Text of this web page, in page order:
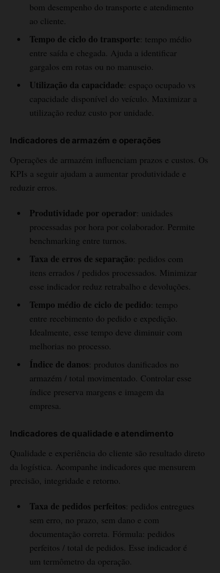
bom desempenho do transporte e atendimento
ao cliente.
Tempo de ciclo do transporte: tempo médio
entre saída e chegada. Ajuda a identificar
gargalos em rotas ou no manuseio.
Utilização da capacidade: espaço ocupado vs
capacidade disponível do veículo. Maximizar a
utilização reduz custo por unidade.
Indicadores de armazém e operações
Operações de armazém influenciam prazos e custos. Os
KPIs a seguir ajudam a aumentar produtividade e
reduzir erros.
Produtividade por operador: unidades
processadas por hora por colaborador. Permite
benchmarking entre turnos.
Taxa de erros de separação: pedidos com
itens errados / pedidos processados. Minimizar
esse indicador reduz retrabalho e devoluções.
Tempo médio de ciclo de pedido: tempo
entre recebimento do pedido e expedição.
Idealmente, esse tempo deve diminuir com
melhorias no processo.
Índice de danos: produtos danificados no
armazém / total movimentado. Controlar esse
índice preserva margens e imagem da
empresa.
Indicadores de qualidade e atendimento
Qualidade e experiência do cliente são resultado direto
da logística. Acompanhe indicadores que mensurem
precisão, integridade e retorno.
Taxa de pedidos perfeitos: pedidos entregues
sem erro, no prazo, sem dano e com
documentação correta. Fórmula: pedidos
perfeitos / total de pedidos. Esse indicador é
um termômetro da operação.